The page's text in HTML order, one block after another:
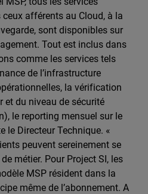
afférents au Cloud, à la
sont disponibles sur
Tout est inclus dans
comme les services tels
de l’infrastructure
la vérification
et du niveau de sécurité
le reporting mensuel sur le
le Directeur Technique. «
peuvent sereinement se
métier. Pour Project SI, les
MSP résident dans la
même de l’abonnement. A